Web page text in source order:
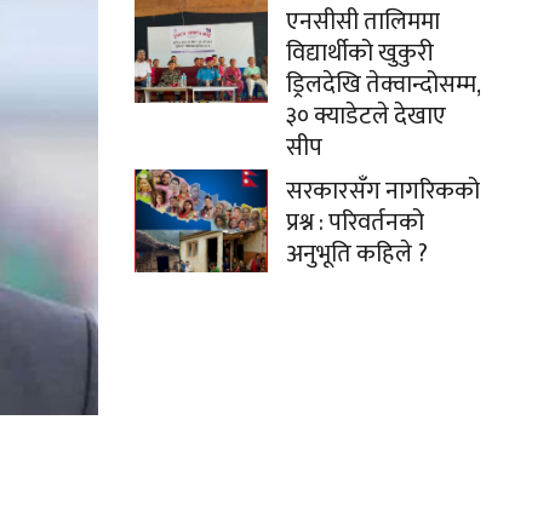
एनसीसी तालिममा
विद्यार्थीको खुकुरी
ड्रिलदेखि तेक्वान्दोसम्म,
३० क्याडेटले देखाए
सीप
सरकारसँग नागरिकको
प्रश्न : परिवर्तनको
अनुभूति कहिले ?